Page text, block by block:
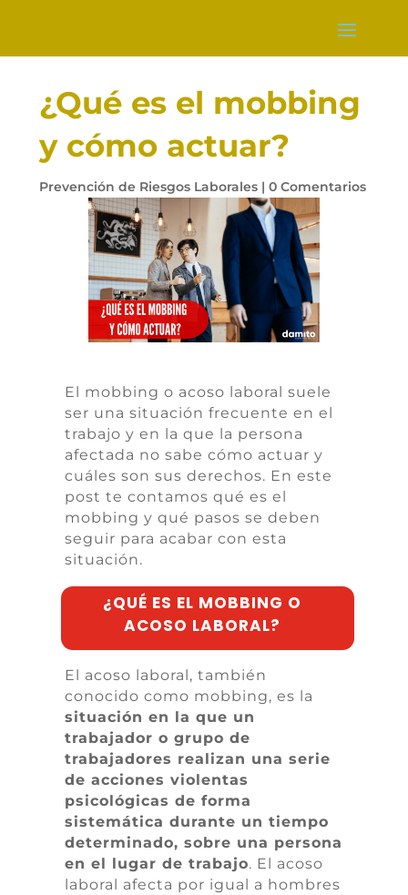
¿Qué es el mobbing
y cómo actuar?
Prevención de Riesgos Laborales| 0 Comentarios
El mobbing o acoso laboral suele
ser una situación frecuente en el
trabajo y en la que la persona
afectada no sabe cómo actuar y
cuáles son sus derechos. En este
post te contamos qué es el
mobbing y qué pasos se deben
seguir para acabar con esta
situación.
¿QUÉ ES EL MOBBING O
ACOSO LABORAL?
El acoso laboral, también
conocido como mobbing, es la
situación en la que un
trabajador o grupo de
trabajadores realizan una serie
de acciones violentas
psicológicas de forma
sistemática durante un tiempo
determinado, sobre una persona
en el lugar de trabajo. El acoso
laboral afecta por igual a hombres